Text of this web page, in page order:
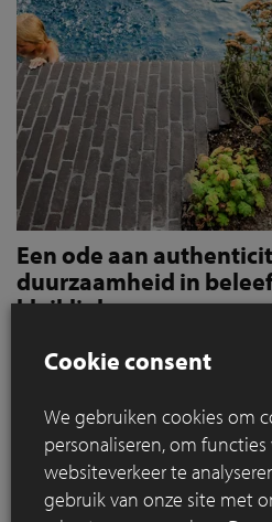
Een ode aan
duurzaamheid in
kleiklinker
SeptimA Onyx kleiklinker
verbindingsrol in luxueuze
De Beleeftuin van
genomineerde projecten voor de
2023, is een toonbeeld van
SeptimA Onyx kleiklinker een
Cookie consent
We gebruiken cookies om
personaliseren, om
websiteverkeer te
gebruik van onze site met